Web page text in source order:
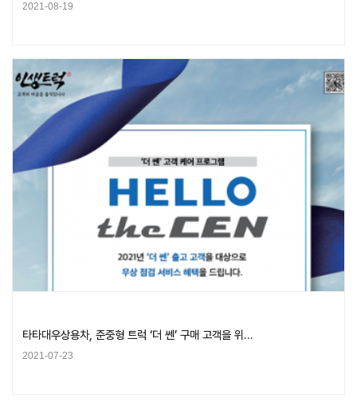
2021-08-19
타타대우상용차, 준중형 트럭 ‘더 쎈’ 구매 고객을 위…
2021-07-23